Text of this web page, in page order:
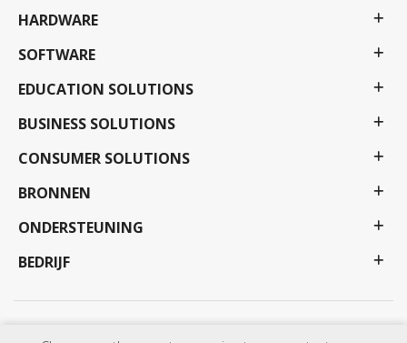
HARDWARE
SOFTWARE
EDUCATION SOLUTIONS
BUSINESS SOLUTIONS
CONSUMER SOLUTIONS
BRONNEN
ONDERSTEUNING
BEDRIJF